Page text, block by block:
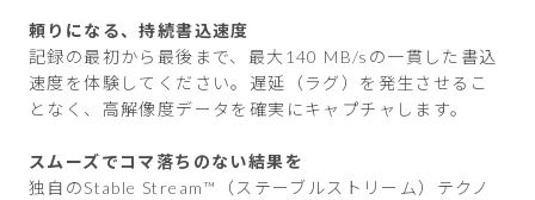
頼りになる、持続書込速度
記録の最初から最後まで、最大140 MB/sの一貫した書込
速度を体験してください。遅延（ラグ）を発生させるこ
となく、高解像度データを確実にキャプチャします。
スムーズでコマ落ちのない結果を
独自のStable Stream™（ステーブルストリーム）テクノ